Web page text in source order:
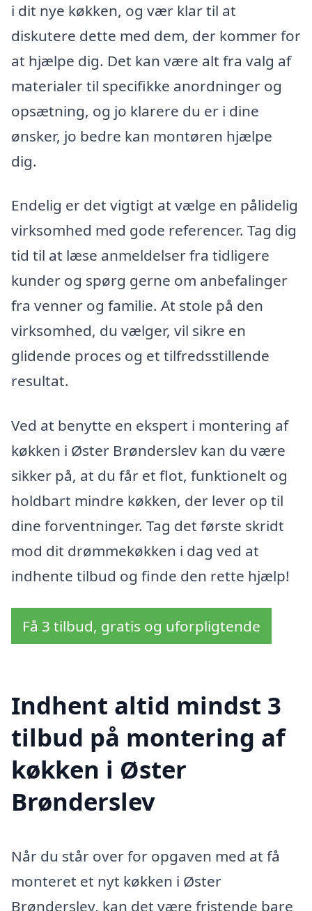
i dit nye køkken, og vær klar til at
diskutere dette med dem, der kommer for
at hjælpe dig. Det kan være alt fra valg af
materialer til specifikke anordninger og
opsætning, og jo klarere du er i dine
ønsker, jo bedre kan montøren hjælpe
dig.
Endelig er det vigtigt at vælge en pålidelig
virksomhed med gode referencer. Tag dig
tid til at læse anmeldelser fra tidligere
kunder og spørg gerne om anbefalinger
fra venner og familie. At stole på den
virksomhed, du vælger, vil sikre en
glidende proces og et tilfredsstillende
resultat.
Ved at benytte en ekspert i montering af
køkken i Øster Brønderslev kan du være
sikker på, at du får et flot, funktionelt og
holdbart mindre køkken, der lever op til
dine forventninger. Tag det første skridt
mod dit drømmekøkken i dag ved at
indhente tilbud og finde den rette hjælp!
Få 3 tilbud, gratis og uforpligtende
Indhent altid mindst 3
tilbud på montering af
køkken i Øster
Brønderslev
Når du står over for opgaven med at få
monteret et nyt køkken i Øster
Brønderslev, kan det være fristende bare